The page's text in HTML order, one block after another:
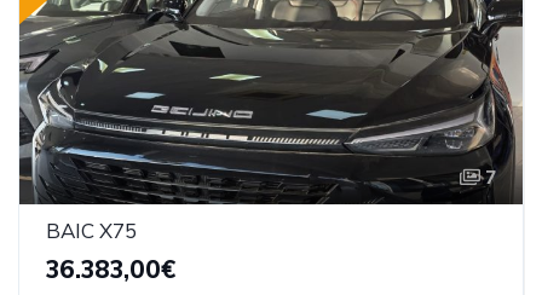
7
BAIC X75
36.383,00€